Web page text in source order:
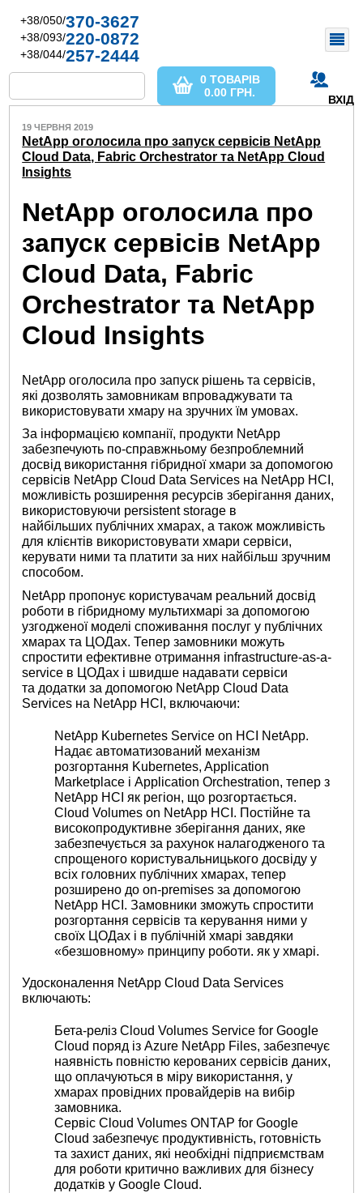
+38/050/370-3627
+38/093/220-0872
+38/044/257-2444
ВХІД
0 ТОВАРІВ
0.00 ГРН.
19 ЧЕРВНЯ 2019
NetApp оголосила про запуск сервісів NetApp
Cloud Data, Fabric Orchestrator та NetApp Cloud
Insights
NetApp оголосила про
запуск сервісів NetApp
Cloud Data, Fabric
Orchestrator та NetApp
Cloud Insights
NetApp оголосила про запуск рішень та сервісів,
які дозволять замовникам впроваджувати та
використовувати хмару на зручних їм умовах.
За інформацією компанії, продукти NetApp
забезпечують по-справжньому безпроблемний
досвід використання гібридної хмари за допомогою
сервісів NetApp Cloud Data Services на NetApp HCI,
можливість розширення ресурсів зберігання даних,
використовуючи persistent storage в
найбільших публічних хмарах, а також можливість
для клієнтів використовувати хмари сервіси,
керувати ними та платити за них найбільш зручним
способом.
NetApp пропонує користувачам реальний досвід
роботи в гібридному мультихмарі за допомогою
узгодженої моделі споживання послуг у публічних
хмарах та ЦОДах. Тепер замовники можуть
спростити ефективне отримання infrastructure-as-a-
service в ЦОДах і швидше надавати сервіси
та додатки за допомогою NetApp Cloud Data
Services на NetApp HCI, включаючи:
NetApp Kubernetes Service on HCI NetApp.
Надає автоматизований механізм
розгортання Kubernetes, Application
Marketplace і Application Orchestration, тепер з
NetApp HCI як регіон, що розгортається.
Cloud Volumes on NetApp HCI. Постійне та
високопродуктивне зберігання даних, яке
забезпечується за рахунок налагодженого та
спрощеного користувальницького досвіду у
всіх головних публічних хмарах, тепер
розширено до on-premises за допомогою
NetApp HCI. Замовники зможуть спростити
розгортання сервісів та керування ними у
своїх ЦОДах і в публічній хмарі завдяки
«безшовному» принципу роботи. як у хмарі.
Удосконалення NetApp Cloud Data Services
включають:
Бета-реліз Cloud Volumes Service for Google
Cloud поряд із Azure NetApp Files, забезпечує
наявність повністю керованих сервісів даних,
що оплачуються в міру використання, у
хмарах провідних провайдерів на вибір
замовника.
Сервіс Cloud Volumes ONTAP for Google
Cloud забезпечує продуктивність, готовність
та захист даних, які необхідні підприємствам
для роботи критично важливих для бізнесу
додатків у Google Cloud.